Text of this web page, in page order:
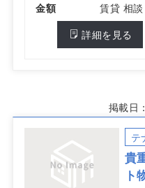
金額
賃貸 相談
詳細を見る
掲載日
テ
貴
ト